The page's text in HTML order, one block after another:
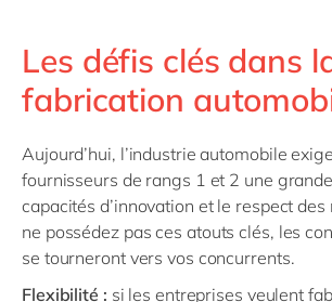
Les défis clés dans
fabrication
Aujourd’hui, l’industrie automobile
fournisseurs de rangs 1 et 2 une
capacités d’innovation et le respect des
ne possédez pas ces atouts clés, les
se tourneront vers vos concurrents.
Flexibilité : si les entreprises veulent